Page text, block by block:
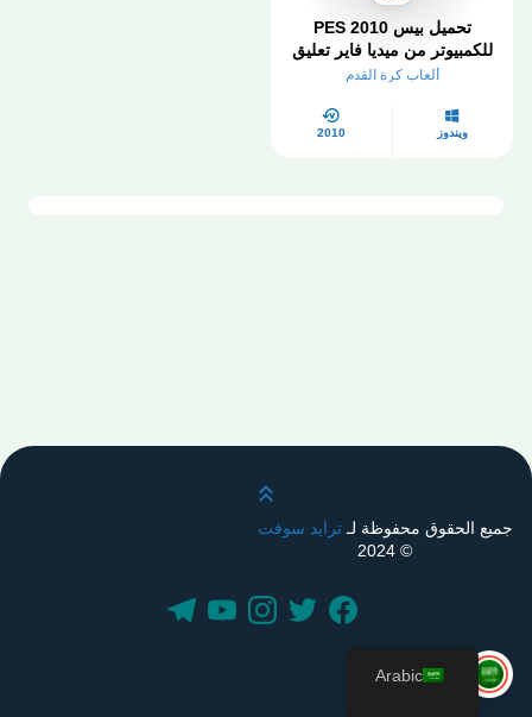
تحميل بيس 2010 PES
للكمبيوتر من ميديا فاير تعليق
عربي
ألعاب كرة القدم
ويندوز 2010
قم بالتمرير لأعلى
جميع الحقوق محفوظة لـترايد سوفت
© 2024
Arabic